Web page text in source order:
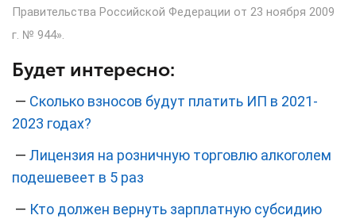
Правительства Российской Федерации от 23 ноября 2009
г. № 944».
Будет интересно:
— Сколько взносов будут платить ИП в 2021-
2023 годах?
— Лицензия на розничную торговлю алкоголем
подешевеет в 5 раз
— Кто должен вернуть зарплатную субсидию